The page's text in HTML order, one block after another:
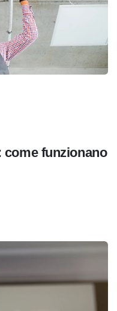
funzionano